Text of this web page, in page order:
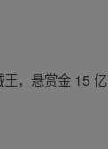
，悬赏金 15